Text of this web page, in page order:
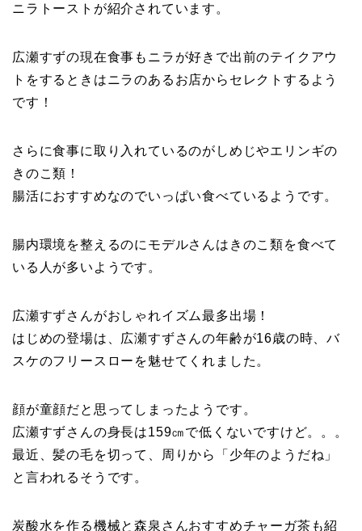
ニラトーストが紹介されています。
広瀬すずの現在食事もニラが好きで出前のテイクアウ
トをするときはニラのあるお店からセレクトするよう
です！
さらに食事に取り入れているのがしめじやエリンギの
きのこ類！
腸活におすすめなのでいっぱい食べているようです。
腸内環境を整えるのにモデルさんはきのこ類を食べて
いる人が多いようです。
広瀬すずさんがおしゃれイズム最多出場！
はじめの登場は、広瀬すずさんの年齢が16歳の時、バ
スケのフリースローを魅せてくれました。
顔が童顔だと思ってしまったようです。
広瀬すずさんの身長は159㎝で低くないですけど。。。
最近、髪の毛を切って、周りから「少年のようだね」
と言われるそうです。
炭酸水を作る機械と森泉さんおすすめチャーガ茶も紹